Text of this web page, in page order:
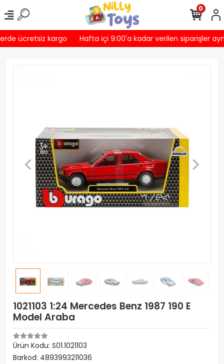
ücretsiz kargo Hafta içi 9:00'a kadar verilen siparişler
0
1021103 1:24 Mercedes Benz 1987 190 E
Model Araba
Ürün Kodu: S01.1021103
Barkod: 4893993211036